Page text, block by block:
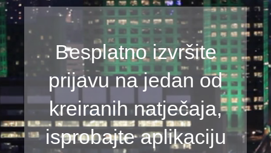
Besplatno izvršite
prijavu na jedan od
kreiranih natječaja,
isprobajte aplikaciju